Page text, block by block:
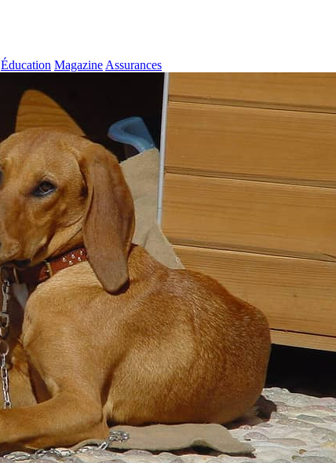
Éducation Magazine Assurances